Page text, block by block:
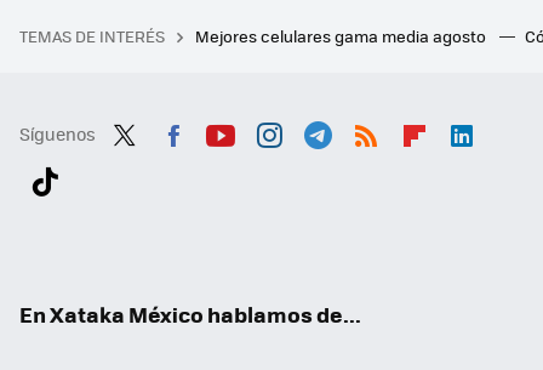
TEMAS DE INTERÉS Mejores celulares gama media agosto
Síguenos
En Xataka México hablamos de...